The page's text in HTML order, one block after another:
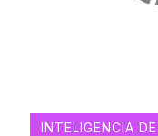
INTELIGENCIA